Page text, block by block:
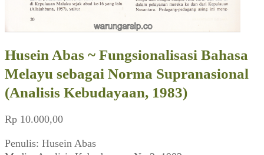
Husein Abas ~ Fungsionalisasi Bahasa
Melayu sebagai Norma Supranasional
(Analisis Kebudayaan, 1983)
Rp 10.000,00
Penulis: Husein Abas